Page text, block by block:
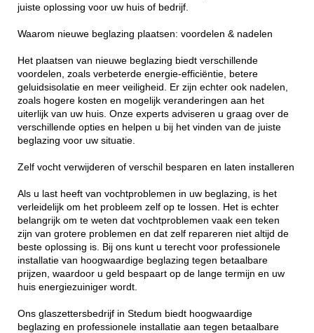
juiste oplossing voor uw huis of bedrijf.
Waarom nieuwe beglazing plaatsen: voordelen & nadelen
Het plaatsen van nieuwe beglazing biedt verschillende
voordelen, zoals verbeterde energie-efficiëntie, betere
geluidsisolatie en meer veiligheid. Er zijn echter ook nadelen,
zoals hogere kosten en mogelijk veranderingen aan het
uiterlijk van uw huis. Onze experts adviseren u graag over de
verschillende opties en helpen u bij het vinden van de juiste
beglazing voor uw situatie.
Zelf vocht verwijderen of verschil besparen en laten installeren
Als u last heeft van vochtproblemen in uw beglazing, is het
verleidelijk om het probleem zelf op te lossen. Het is echter
belangrijk om te weten dat vochtproblemen vaak een teken
zijn van grotere problemen en dat zelf repareren niet altijd de
beste oplossing is. Bij ons kunt u terecht voor professionele
installatie van hoogwaardige beglazing tegen betaalbare
prijzen, waardoor u geld bespaart op de lange termijn en uw
huis energiezuiniger wordt.
Ons glaszettersbedrijf in Stedum biedt hoogwaardige
beglazing en professionele installatie aan tegen betaalbare